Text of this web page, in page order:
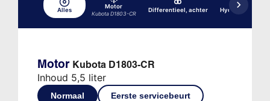
Alles
Motor
Kubota D1803-CR
Differentieel, achter Hydraulisch
Motor Kubota D1803-CR
Inhoud 5,5 liter
Normaal Eerste servicebeurt